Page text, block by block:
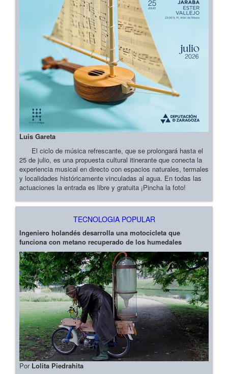
Luis Gareta
El ciclo de música refrescante, que se prolongará hasta el
25 de julio, es una propuesta cultural itinerante que conecta la
experiencia musical en directo con espacios naturales, termales
y localidades históricamente vinculadas al agua. En todas las
actuaciones la entrada es libre y gratuita ¡Pincha la foto!
TECNOLOGIA POPULAR
Ingeniero holandés desarrolla una motocicleta que
funciona con metano recuperado de los humedales
Por Lolita Piedrahita